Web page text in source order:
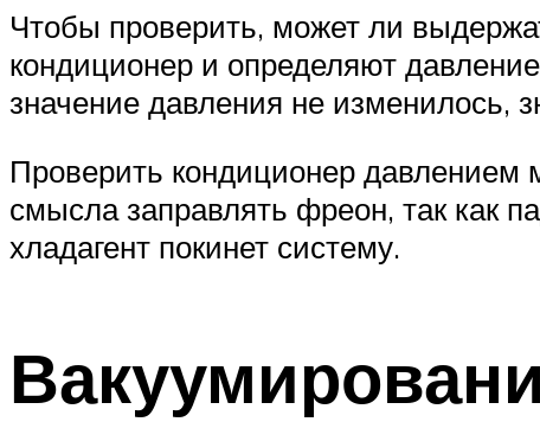
Чтобы проверить, может ли
кондиционер и определяют
значение давления не изменилось,
Проверить кондиционер
смысла заправлять фреон, так как
хладагент покинет систему.